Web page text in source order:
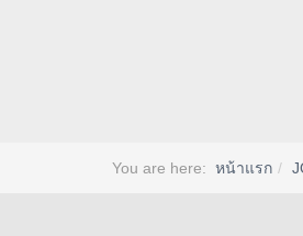
You are here: หน้าแรก